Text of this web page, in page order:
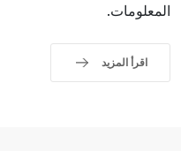
المعلومات.
اقرأ المزيد